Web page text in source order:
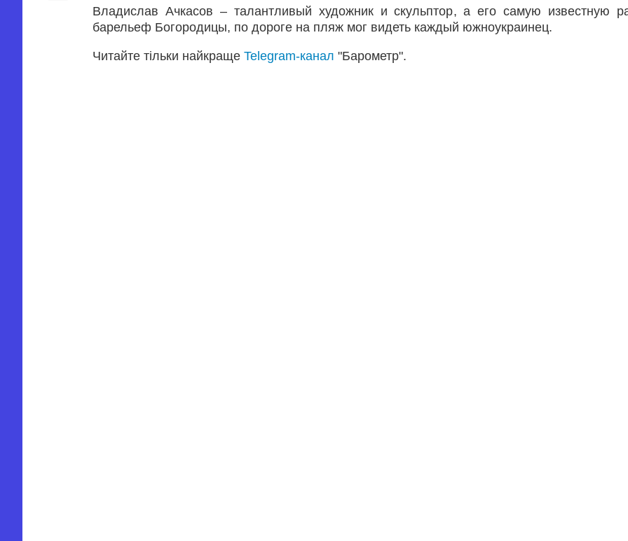
Владислав Ачкасов – талантливый художник и скульптор, а его самую известную
барельеф Богородицы, по дороге на пляж мог видеть каждый южноукраинец.
Читайте тільки найкраще Telegram-канал "Барометр".